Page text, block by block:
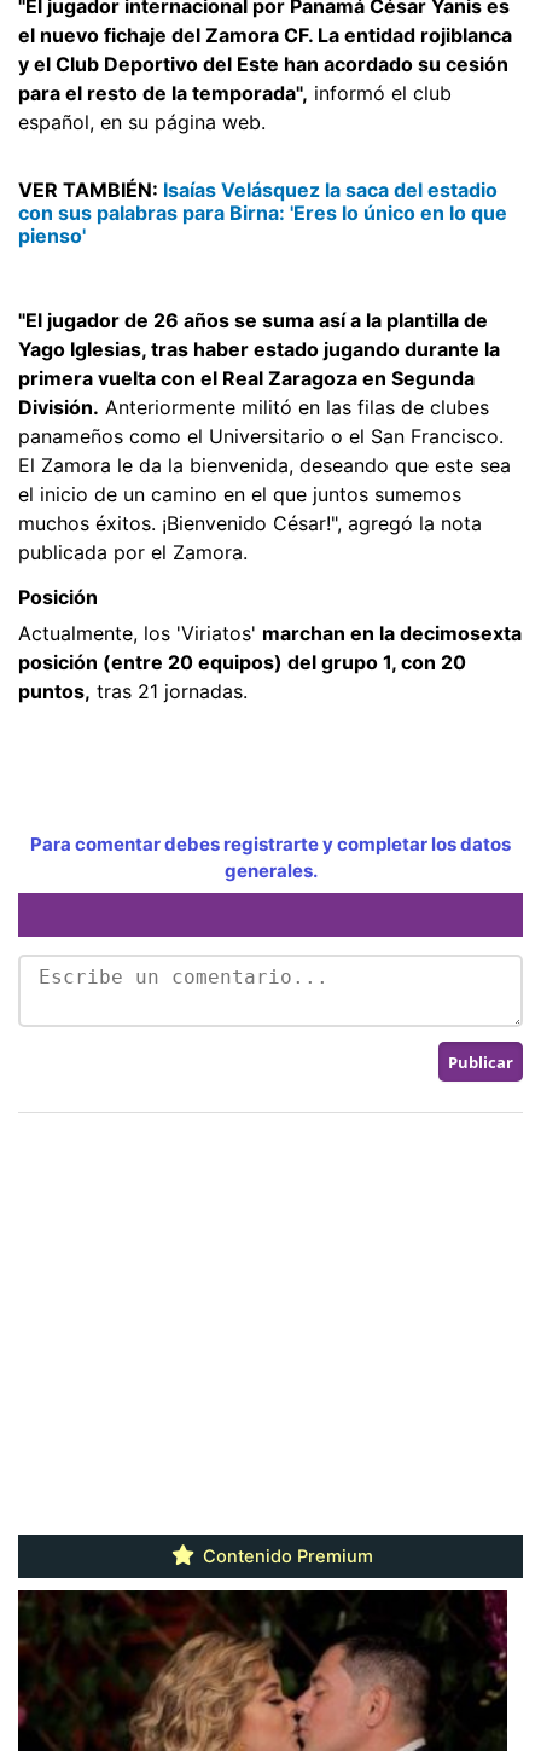
"El jugador internacional por Panamá César Yanis es
el nuevo fichaje del Zamora CF. La entidad rojiblanca
y el Club Deportivo del Este han acordado su cesión
para el resto de la temporada", informó el club
español, en su página web.
VER TAMBIÉN: Isaías Velásquez la saca del estadio
con sus palabras para Birna: 'Eres lo único en lo que
pienso'
"El jugador de 26 años se suma así a la plantilla de
Yago Iglesias, tras haber estado jugando durante la
primera vuelta con el Real Zaragoza en Segunda
División. Anteriormente militó en las filas de clubes
panameños como el Universitario o el San Francisco.
El Zamora le da la bienvenida, deseando que este sea
el inicio de un camino en el que juntos sumemos
muchos éxitos. ¡Bienvenido César!", agregó la nota
publicada por el Zamora.
Posición
Actualmente, los 'Viriatos' marchan en la decimosexta
posición (entre 20 equipos) del grupo 1, con 20
puntos, tras 21 jornadas.
Para comentar debes registrarte y completar los datos
generales.
Contenido Premium